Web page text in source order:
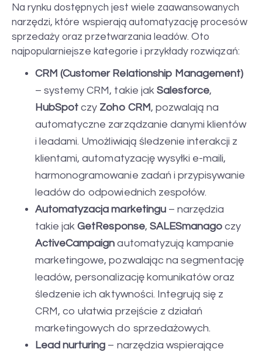
Na rynku dostępnych jest wiele zaawansowanych
narzędzi, które wspierają automatyzację procesów
sprzedaży oraz przetwarzania leadów. Oto
najpopularniejsze kategorie i przykłady rozwiązań:
CRM (Customer Relationship Management)
– systemy CRM, takie jak Salesforce,
HubSpot czy Zoho CRM, pozwalają na
automatyczne zarządzanie danymi klientów
i leadami. Umożliwiają śledzenie interakcji z
klientami, automatyzację wysyłki e-maili,
harmonogramowanie zadań i przypisywanie
leadów do odpowiednich zespołów.
Automatyzacja marketingu– narzędzia
takie jakGetResponse, SALESmanago czy
ActiveCampaign automatyzują kampanie
marketingowe, pozwalając na segmentację
leadów, personalizację komunikatów oraz
śledzenie ich aktywności. Integrują się z
CRM, co ułatwia przejście z działań
marketingowych do sprzedażowych.
Lead nurturing – narzędzia wspierające